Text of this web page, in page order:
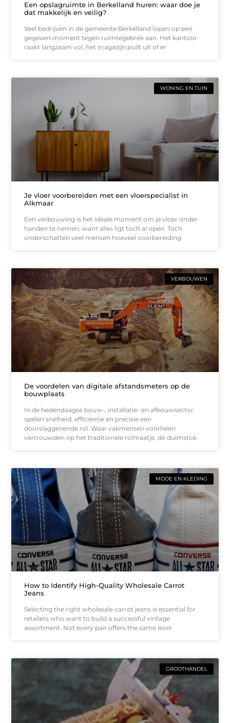
Een opslagruimte in Berkelland huren: waar doe je
dat makkelijk en veilig?
Veel bedrijven in de gemeente Berkelland lopen op een
gegeven moment tegen ruimtegebrek aan. Het kantoor
raakt langzaam vol, het magazijn puilt uit of er
WONING EN TUIN
Je vloer voorbereiden met een vloerspecialist in
Alkmaar
Een verbouwing is het ideale moment om je vloer onder
handen te nemen, want alles ligt toch al open. Toch
onderschatten veel mensen hoeveel voorbereiding
VERBOUWEN
De voordelen van digitale afstandsmeters op de
bouwplaats
In de hedendaagse bouw-, installatie- en afbouwsector
spelen snelheid, efficiëntie en precisie een
doorslaggevende rol. Waar vakmensen voorheen
vertrouwden op het traditionele rolmaatje, de duimstok
MODE EN KLEDING
How to Identify High-Quality Wholesale Carrot
Jeans
Selecting the right wholesale carrot jeans is essential for
retailers who want to build a successful vintage
assortment. Not every pair offers the same level
GROOTHANDEL